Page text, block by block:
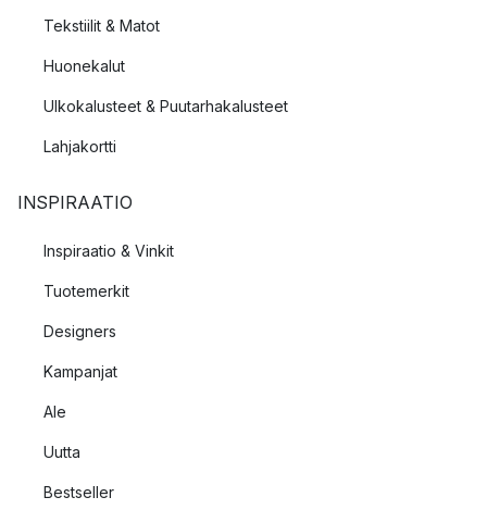
Tekstiilit & Matot
Huonekalut
Ulkokalusteet & Puutarhakalusteet
Lahjakortti
INSPIRAATIO
Inspiraatio & Vinkit
Tuotemerkit
Designers
Kampanjat
Ale
Uutta
Bestseller